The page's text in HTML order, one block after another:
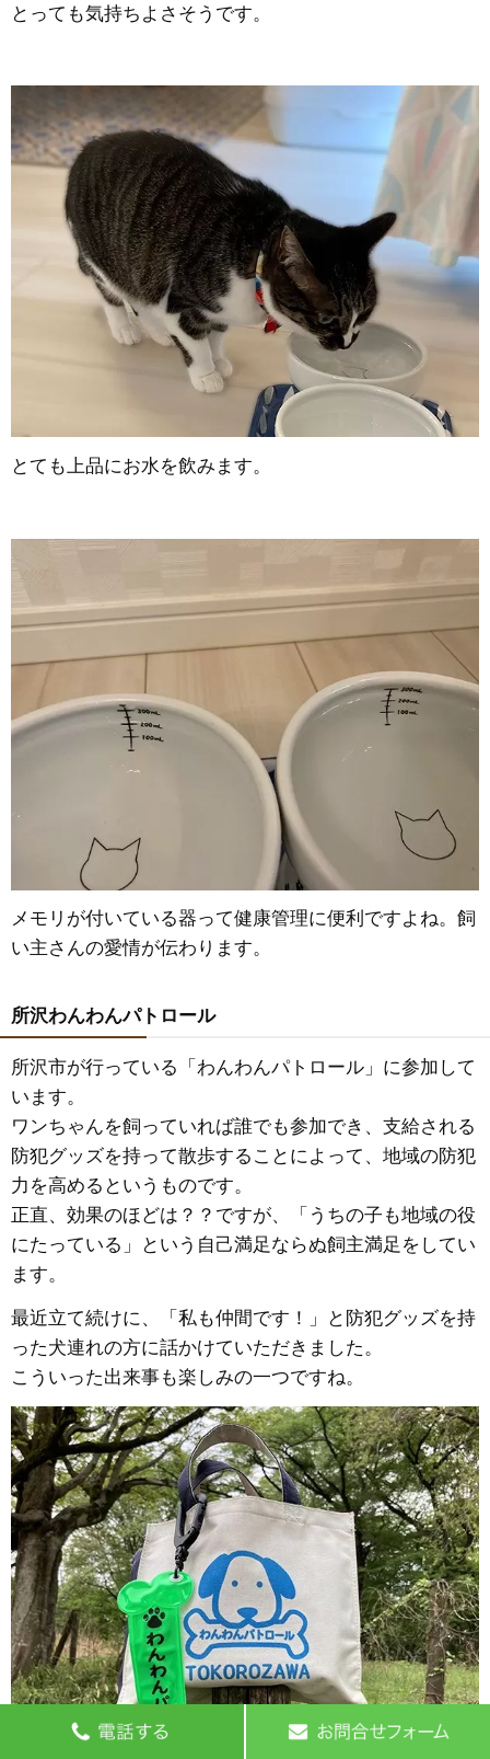
とっても気持ちよさそうです。
とても上品にお水を飲みます。
メモリが付いている器って健康管理に便利ですよね。飼
い主さんの愛情が伝わります。
所沢わんわんパトロール
所沢市が行っている「わんわんパトロール」に参加して
います。
ワンちゃんを飼っていれば誰でも参加でき、支給される
防犯グッズを持って散歩することによって、地域の防犯
力を高めるというものです。
正直、効果のほどは？？ですが、「うちの子も地域の役
にたっている」という自己満足ならぬ飼主満足をしてい
ます。
最近立て続けに、「私も仲間です！」と防犯グッズを持
った犬連れの方に話かけていただきました。
こういった出来事も楽しみの一つですね。